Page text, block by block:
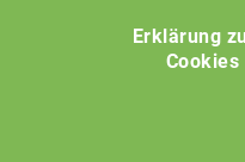
Erklärung